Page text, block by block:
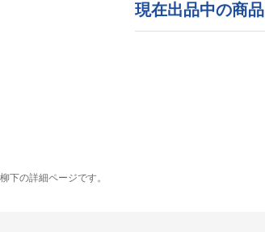
現在出品中の商品
柳下の詳細ページです。